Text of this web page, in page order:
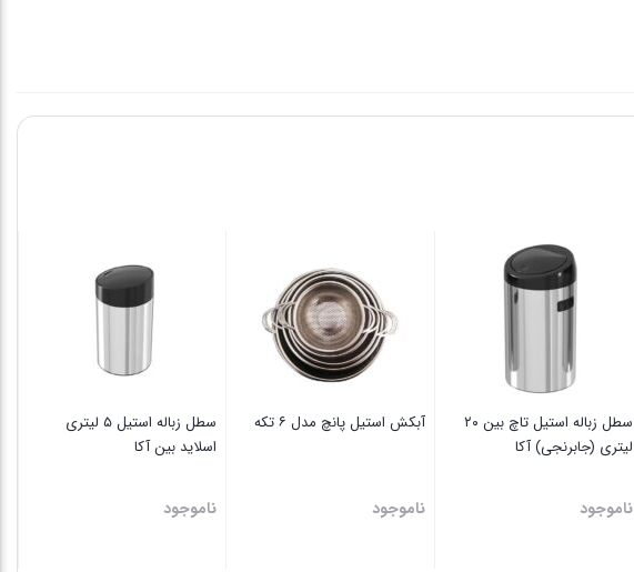
سطل زباله استیل تاچ بین ۲۰
لیتری (جابرنجی) آکا
ناموجود
آبکش استیل پانچ مدل ۶ تکه
ناموجود
سطل زباله استیل ۵ لیتری
اسلاید بین آکا
ناموجود